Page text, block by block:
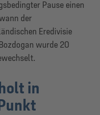
Pause einen
der
Eredivisie
wurde 20
in